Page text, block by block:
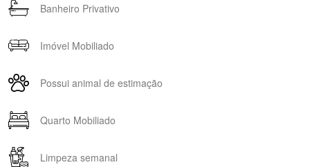
Banheiro Privativo
Imóvel Mobiliado
Possui animal de estimação
Quarto Mobiliado
Limpeza semanal